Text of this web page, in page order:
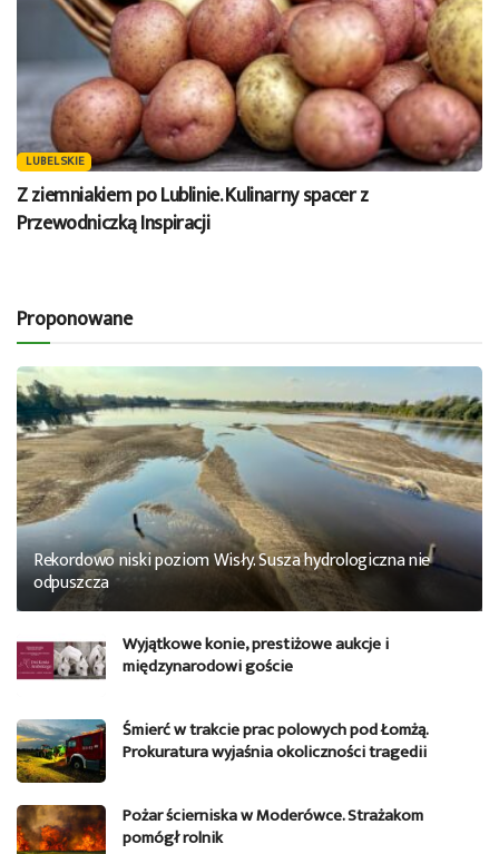
LUBELSKIE
Z ziemniakiem po Lublinie. Kulinarny spacer z
Przewodniczką Inspiracji
Proponowane
Rekordowo niski poziom Wisły. Susza hydrologiczna nie
odpuszcza
Wyjątkowe konie, prestiżowe aukcje i
międzynarodowi goście
Śmierć w trakcie prac polowych pod Łomżą.
Prokuratura wyjaśnia okoliczności tragedii
Pożar ścierniska w Moderówce. Strażakom
pomógł rolnik